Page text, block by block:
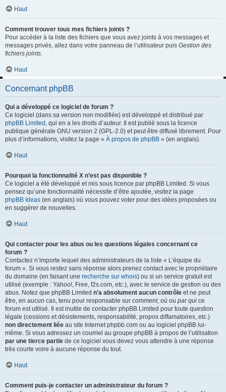
Haut
Comment trouver tous mes fichiers joints ?
Pour accéder à la liste des fichiers que vous avez joints à vos messages et
messages privés, allez dans votre panneau de l’utilisateur puis Gestion des
fichiers joints.
Haut
Concernant phpBB
Qui a développé ce logiciel de forum ?
Ce logiciel (dans sa version non modifiée) est développé et distribué par
phpBB Limited , qui en a les droits d’auteur. Il est publié sous la licence
publique générale GNU version 2 (GPL-2.0) et peut être diffusé librement. Pour
plus d’informations, visitez la page « À propos de phpBB » (en anglais).
Haut
Pourquoi la fonctionnalité X n’est pas disponible ?
Ce logiciel a été développé et mis sous licence par phpBB Limited. Si vous
pensez qu’une fonctionnalité nécessite d’être ajoutée, visitez la page
phpBB Ideas (en anglais) où vous pouvez voter pour des idées proposées ou
en suggérer de nouvelles.
Haut
Qui contacter pour les abus ou les questions légales concernant ce
forum ?
Contactez n’importe lequel des administrateurs de la liste « L’équipe du
forum ». Si vous restez sans réponse alors prenez contact avec le propriétaire
du domaine (en faisant une recherche sur whois) ou si un service gratuit est
utilisé (exemple : Yahoo!, Free, f2s.com, etc.), avec le service de gestion ou des
abus. Notez que phpBB Limited n’a absolument aucun contrôle et ne peut
être, en aucun cas, tenu pour responsable sur comment, où ou par qui ce
forum est utilisé. Il est inutile de contacter phpBB Limited pour toute question
légale (cessions et désistements, responsabilité, propos diffamatoires, etc.)
non directement liée au site Internet phpbb.com ou au logiciel phpBB lui-
même. Si vous adressez un courriel au groupe phpBB à propos de l’utilisation
par une tierce partie de ce logiciel vous devez vous attendre à une réponse
très courte voire à aucune réponse du tout.
Haut
Comment puis-je contacter un administrateur du forum ?